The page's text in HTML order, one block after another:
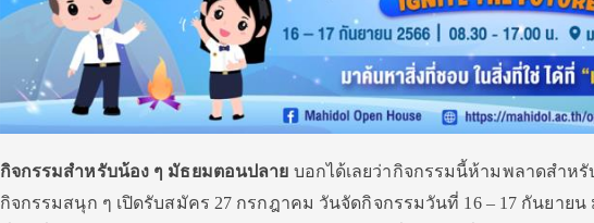
กิจกรรมสำหรับน้อง ๆ มัธยมตอนปลาย บอกได้เลยว่ากิจกรรมนี้ห้ามพลาดสำหรั
กิจกรรมสนุก ๆ เปิดรับสมัคร 27 กรกฎาคม วันจัดกิจกรรมวันที่ 16 – 17 กันยาย